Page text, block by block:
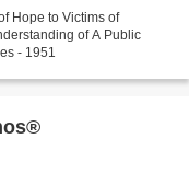
Hope to Victims of
of A Public
- 1951